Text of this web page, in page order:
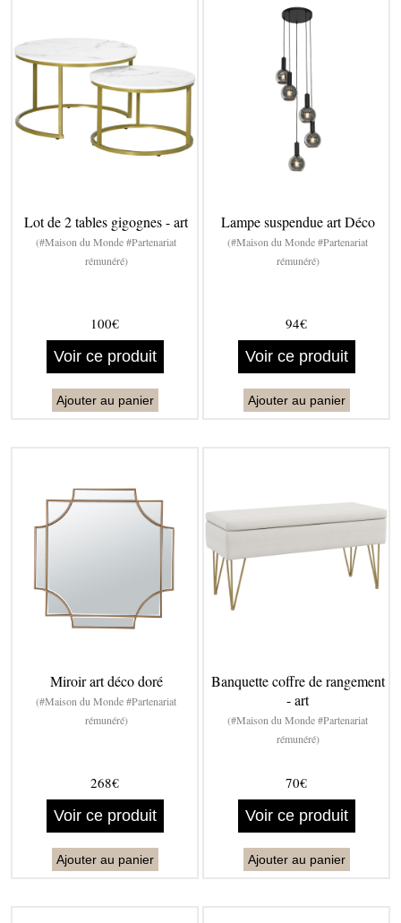
Lot de 2 tables gigognes - art
(#Maison du Monde #Partenariat
rémunéré)
100€
Voir ce produit
Ajouter au panier
Lampe suspendue art Déco
(#Maison du Monde #Partenariat
rémunéré)
94€
Voir ce produit
Ajouter au panier
Miroir art déco doré
(#Maison du Monde #Partenariat
rémunéré)
268€
Voir ce produit
Ajouter au panier
Banquette coffre de rangement
- art
(#Maison du Monde #Partenariat
rémunéré)
70€
Voir ce produit
Ajouter au panier